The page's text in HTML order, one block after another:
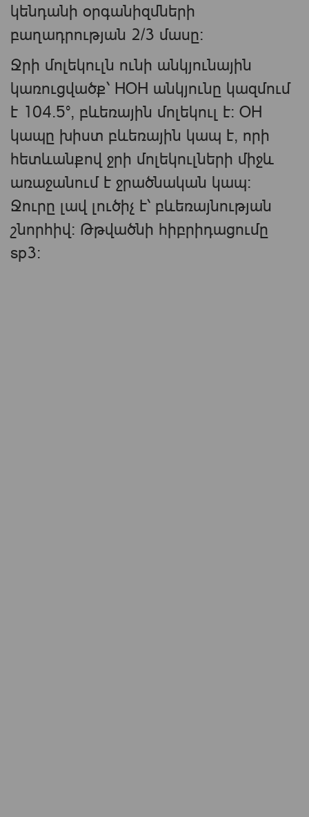
կենդանի օրգանիզմների
բաղադրության 2/3 մասը։
Ջրի մոլեկուլն ունի անկյունային
կառուցվածք՝ HOH անկյունը կազմում
է 104.5°, բևեռային մոլեկուլ է։ OH
կապը խիստ բևեռային կապ է, որի
հետևանքով ջրի մոլեկուլների միջև
առաջանում է ջրածնական կապ։
Ջուրը լավ լուծիչ է՝ բևեռայնության
շնորհիվ։ Թթվածնի հիբրիդացումը
sp3։